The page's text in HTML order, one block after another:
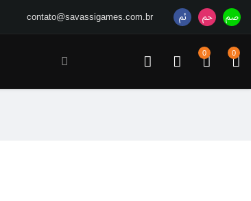
contato@savassigames.com.br
0
0